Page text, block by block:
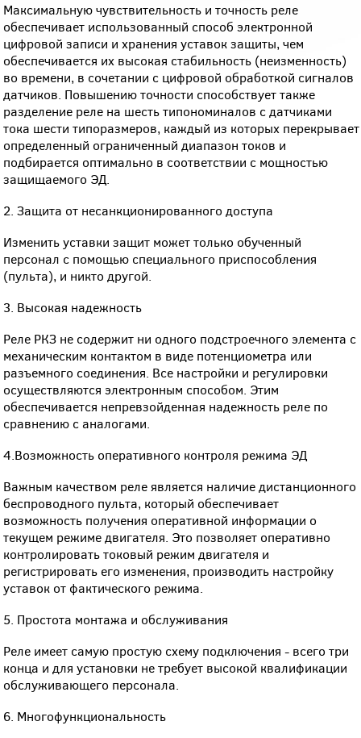
Максимальную чувствительность и точность реле
обеспечивает использованный способ электронной
цифровой записи и хранения уставок защиты, чем
обеспечивается их высокая стабильность (неизменность)
во времени, в сочетании с цифровой обработкой сигналов
датчиков. Повышению точности способствует также
разделение реле на шесть типономиналов с датчиками
тока шести типоразмеров, каждый из которых перекрывает
определенный ограниченный диапазон токов и
подбирается оптимально в соответствии с мощностью
защищаемого ЭД.
2. Защита от несанкционированного доступа
Изменить уставки защит может только обученный
персонал с помощью специального приспособления
(пульта), и никто другой.
3. Высокая надежность
Реле РКЗ не содержит ни одного подстроечного элемента с
механическим контактом в виде потенциометра или
разъемного соединения. Все настройки и регулировки
осуществляются электронным способом. Этим
обеспечивается непревзойденная надежность реле по
сравнению с аналогами.
4.Возможность оперативного контроля режима ЭД
Важным качеством реле является наличие дистанционного
беспроводного пульта, который обеспечивает
возможность получения оперативной информации о
текущем режиме двигателя. Это позволяет оперативно
контролировать токовый режим двигателя и
регистрировать его изменения, производить настройку
уставок от фактического режима.
5. Простота монтажа и обслуживания
Реле имеет самую простую схему подключения - всего три
конца и для установки не требует высокой квалификации
обслуживающего персонала.
6. Многофункциональность